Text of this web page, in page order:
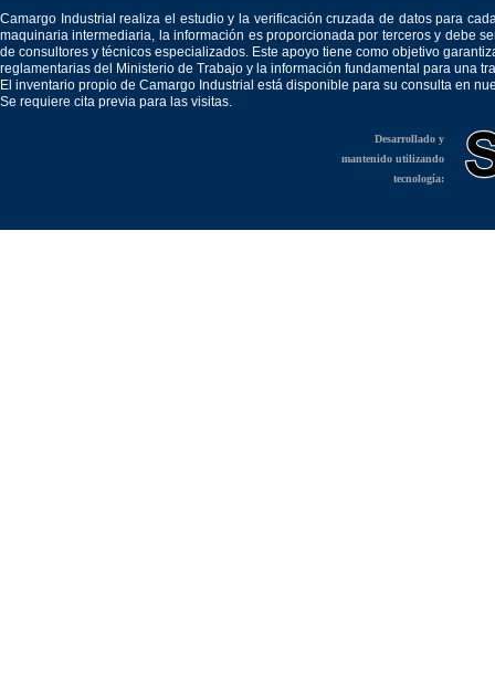
Camargo Industrial realiza el estudio y la verificación cruzada de datos para
maquinaria intermediaria, la información es proporcionada por terceros y debe
de consultores y técnicos especializados. Este apoyo tiene como objetivo
reglamentarias del Ministerio de Trabajo y la información fundamental para una
El inventario propio de Camargo Industrial está disponible para su consulta en
Se requiere cita previa para las visitas.
Desarrollado y
mantenido utilizando
tecnología: